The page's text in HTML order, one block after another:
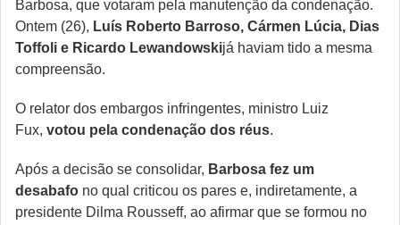
Barbosa, que votaram pela manutenção da condenação.
Ontem (26), Luís Roberto Barroso, Cármen Lúcia, Dias
Toffoli e Ricardo Lewandowskijá haviam tido a mesma
compreensão.
O relator dos embargos infringentes, ministro Luiz
Fux, votou pela condenação dos réus.
Após a decisão se consolidar, Barbosa fez um
desabafo no qual criticou os pares e, indiretamente, a
presidente Dilma Rousseff, ao afirmar que se formou no